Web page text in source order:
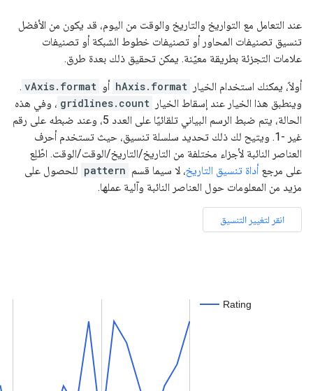
عند التعامل مع التواريخ والتاريخ والوقت من اليوم، قد يكون من الأفضل
تنسيق تصنيفات المحاور أو تصنيفات خطوط الشبكة أو تصنيفات
علامات التجزئة بطريقة معيّنة. يمكن تحقيق ذلك بعدة طرق.
أولاً، يمكنك استخدام الخيار hAxis.format أو vAxis.format
.
وينطبق هذا الخيار عند إسقاط الخيار gridlines.count ، وفي هذه
الحالة، يتم ضبط الرسم البياني تلقائيًا على العدد 5، وعند ضبطه على رقم
غير -1. ويتيح لك ذلك تحديد سلسلة تنسيق، حيث تستخدم أحرف
العناصر النائبة لأجزاء مختلفة من التاريخ/التاريخ/الوقت/الوقت. اطّلِع
على مرجعأداة تنسيق التاريخ، لا سيما قسم pattern للحصول على
مزيد من المعلومات حول العناصر النائبة وآلية عملها.